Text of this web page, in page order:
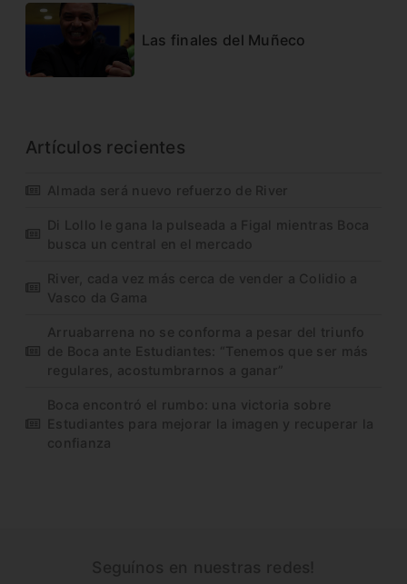
Las finales del Muñeco
Artículos recientes
Almada será nuevo refuerzo de River
Di Lollo le gana la pulseada a Figal mientras Boca
busca un central en el mercado
River, cada vez más cerca de vender a Colidio a
Vasco da Gama
Arruabarrena no se conforma a pesar del triunfo
de Boca ante Estudiantes: “Tenemos que ser más
regulares, acostumbrarnos a ganar”
Boca encontró el rumbo: una victoria sobre
Estudiantes para mejorar la imagen y recuperar la
confianza